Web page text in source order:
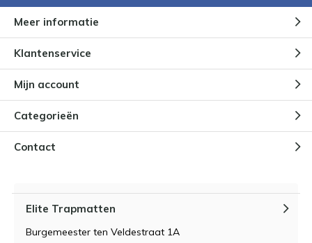
Meer informatie
Klantenservice
Mijn account
Categorieën
Contact
Elite Trapmatten
Burgemeester ten Veldestraat 1A